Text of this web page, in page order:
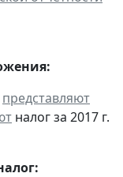
представляют
налог за 2017 г.